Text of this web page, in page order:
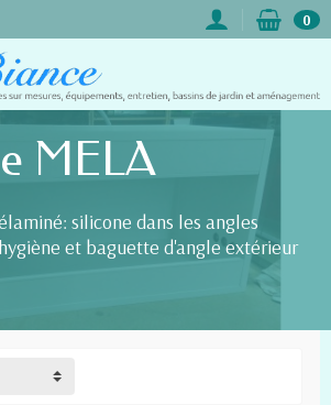
0
MELA
silicone dans les angles
et baguette d'angle extérieur